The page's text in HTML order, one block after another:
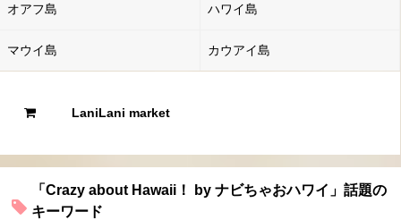
オアフ島 ハワイ島
マウイ島 カウアイ島
LaniLani market
「Crazy about Hawaii！ by ナビちゃおハワイ」話題の
キーワード